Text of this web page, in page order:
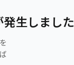
生しました